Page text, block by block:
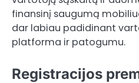
finansinį saugumą
dar labiau padidinant
platforma ir patogumu.
Registracijos